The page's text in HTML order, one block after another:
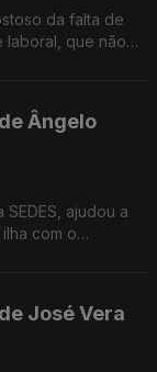
da falta de
laboral, que não
Ângelo
ajudou a
com o
José Vera